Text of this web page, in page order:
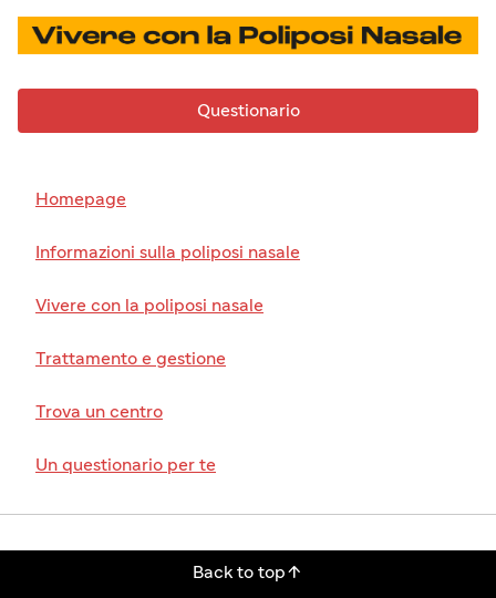

Questionario
Homepage
Informazioni sulla poliposi nasale
Vivere con la poliposi nasale
Trattamento e gestione
Trova un centro
Un questionario per te
Back to top